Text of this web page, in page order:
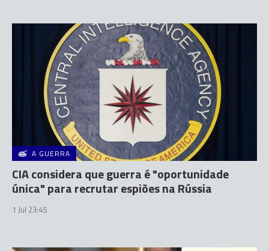
A GUERRA
CIA considera que guerra é "oportunidade
única" para recrutar espiões na Rússia
1 Jul 23:45